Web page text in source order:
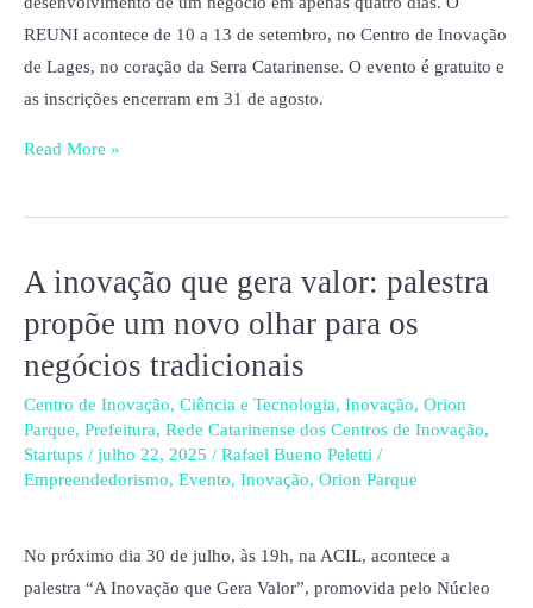
REUNI acontece de 10 a 13 de setembro, no Centro de Inovação
de Lages, no coração da Serra Catarinense. O evento é gratuito e
as inscrições encerram em 31 de agosto.
Read More »
A inovação que gera valor: palestra
propõe um novo olhar para os
negócios tradicionais
Centro de Inovação, Ciência e Tecnologia, Inovação, Orion
Parque, Prefeitura, Rede Catarinense dos Centros de Inovação,
Startups / julho 22, 2025 / Rafael Bueno Peletti /
Empreendedorismo, Evento, Inovação, Orion Parque
No próximo dia 30 de julho, às 19h, na ACIL, acontece a
palestra “A Inovação que Gera Valor”, promovida pelo Núcleo
A
que
gera
valor:
palestra
propõe
olhar
para